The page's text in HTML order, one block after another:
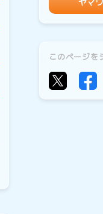
ヤマ
このページを